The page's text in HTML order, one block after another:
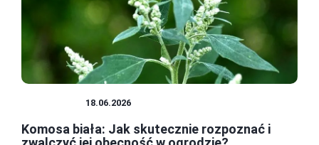
18.06.2026
Komosa biała: Jak skutecznie rozpoznać i